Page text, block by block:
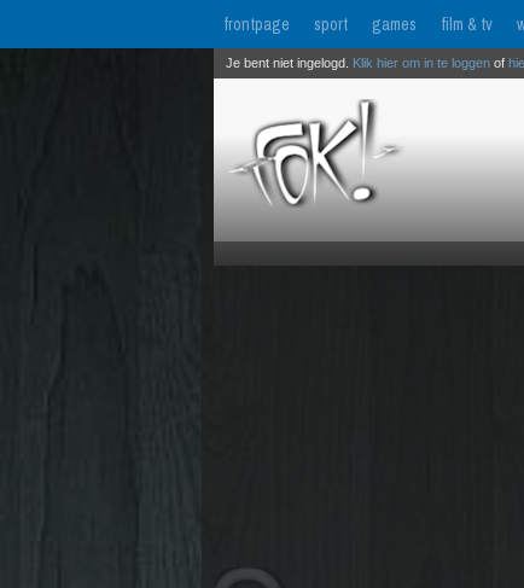
frontpage sport games film & tv
Je bent niet ingelogd. Klik hier om in te loggen of